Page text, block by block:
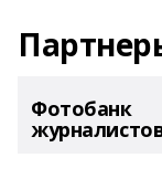
Фотобанк